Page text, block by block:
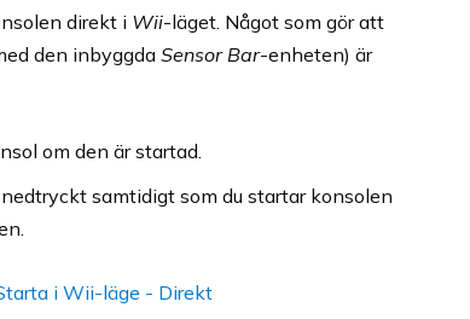
direkt i Wii-läget. Något som gör att
den inbyggda Sensor Bar-enheten) är
om den är startad.
samtidigt som du startar konsolen